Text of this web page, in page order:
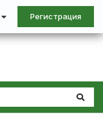
Регистрация